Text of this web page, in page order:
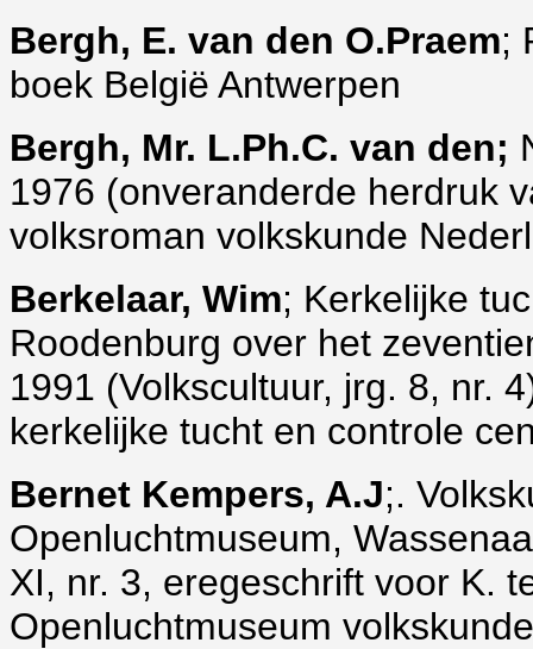
Bergh, E. van den O.Praem;
boek België Antwerpen
Bergh, Mr. L.Ph.C. van den;
1976 (onveranderde herdruk
volksroman volkskunde
Berkelaar, Wim; Kerkelijke
Roodenburg over het
1991 (Volkscultuur, jrg. 8, nr.
kerkelijke tucht en controle
Bernet Kempers, A.J;.
Openluchtmuseum,
XI, nr. 3, eregeschrift voor K.
Openluchtmuseum